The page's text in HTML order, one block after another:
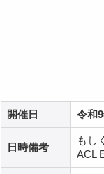
開催日 令和
日時備考
もし
ACL